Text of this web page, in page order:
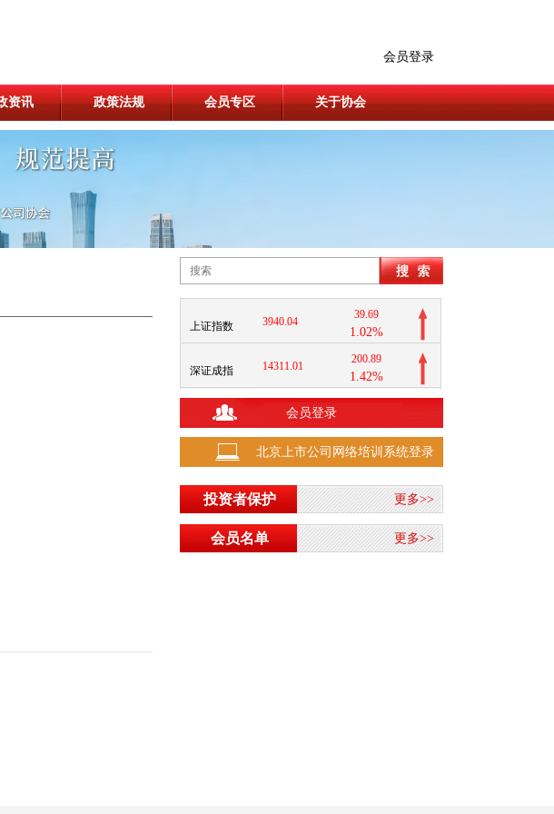
会员登录
资讯 政策法规 会员专区 关于协会
上证指数 3940.04
39.69
1.02%
深证成指 14311.01
200.89
1.42%
北证50 1134.24
恒生指数 25668.030
137.750
0.54%
会员登录
北京上市公司网络培训系统登录
投资者保护 更多>>
会员名单 更多>>